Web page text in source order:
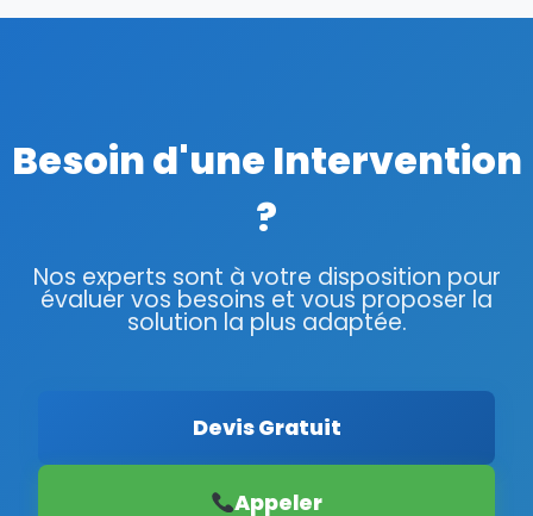
Besoin d'une Intervention
?
Nos experts sont à votre disposition pour
évaluer vos besoins et vous proposer la
solution la plus adaptée.
Devis Gratuit
Appeler